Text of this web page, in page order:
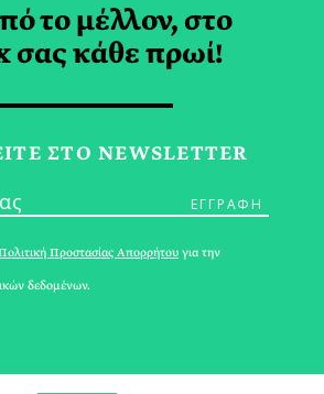
ΔΕΡΒΕΝΗ
το μέλλον, στο
σας κάθε πρωί!
ΣΤΟ NEWSLETTER
Προστασίας Απορρήτου για την
δεδομένων.